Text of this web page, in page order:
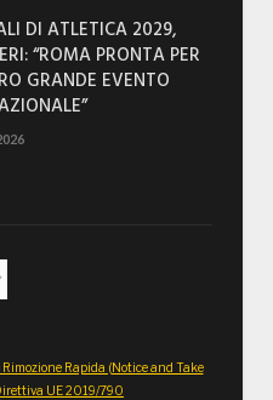
DI ATLETICA 2029,
“ROMA PRONTA PER
GRANDE EVENTO
Rimozione Rapida (Notice and Take
UE 2019/790